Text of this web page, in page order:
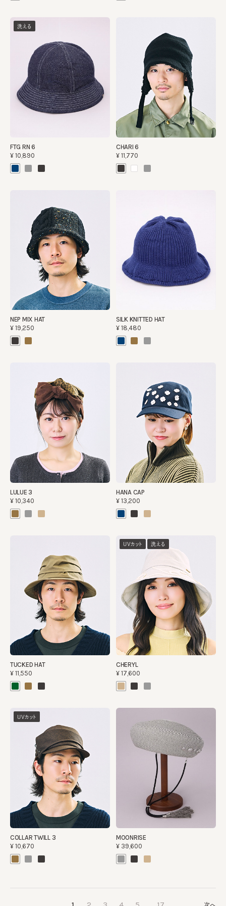
洗える
FTG RN 6
¥10,890
CHARI 6
¥11,770
NEP MIX HAT
¥19,250
SILK KNITTED HAT
¥18,480
LULUE 3
¥10,340
HANA CAP
¥13,200
TUCKED HAT
¥11,550
UVカット 洗える
CHERYL
¥17,600
UVカット
COLLAR TWILL 3
¥10,670
MOONRISE
¥39,600